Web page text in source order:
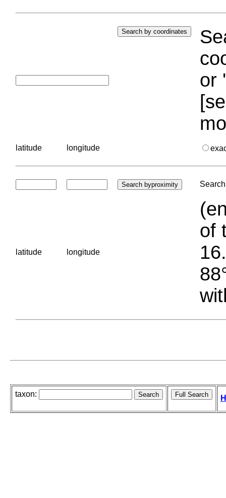
or
latitude longitude
latitude longitude
of
taxon: